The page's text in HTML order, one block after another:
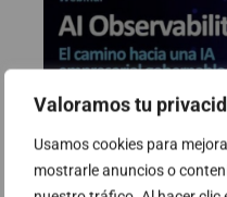
Valoramos tu
Usamos cookies para
mostrarle anuncios o